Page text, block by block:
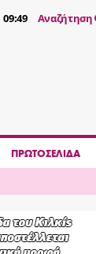
09:49 Αναζήτηση
ΠΡΩΤΟΣΕΛΙΔΑ